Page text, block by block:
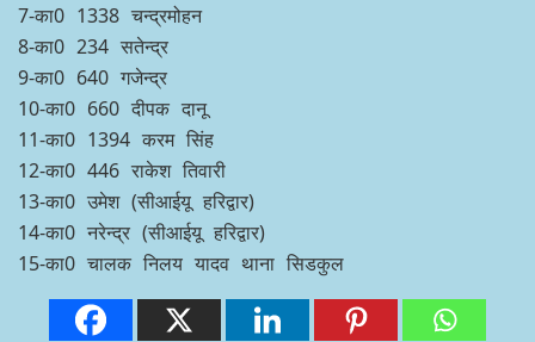
7-का0 1338 चन्द्रमोहन
8-का0 234 सतेन्द्र
9-का0 640 गजेन्द्र
10-का0 660 दीपक दानू
11-का0 1394 करम सिंह
12-का0 446 राकेश तिवारी
13-का0 उमेश (सीआईयू हरिद्वार)
14-का0 नरेन्द्र (सीआईयू हरिद्वार)
15-का0 चालक निलय यादव थाना सिडकुल